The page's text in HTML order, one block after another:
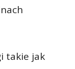
takie jak